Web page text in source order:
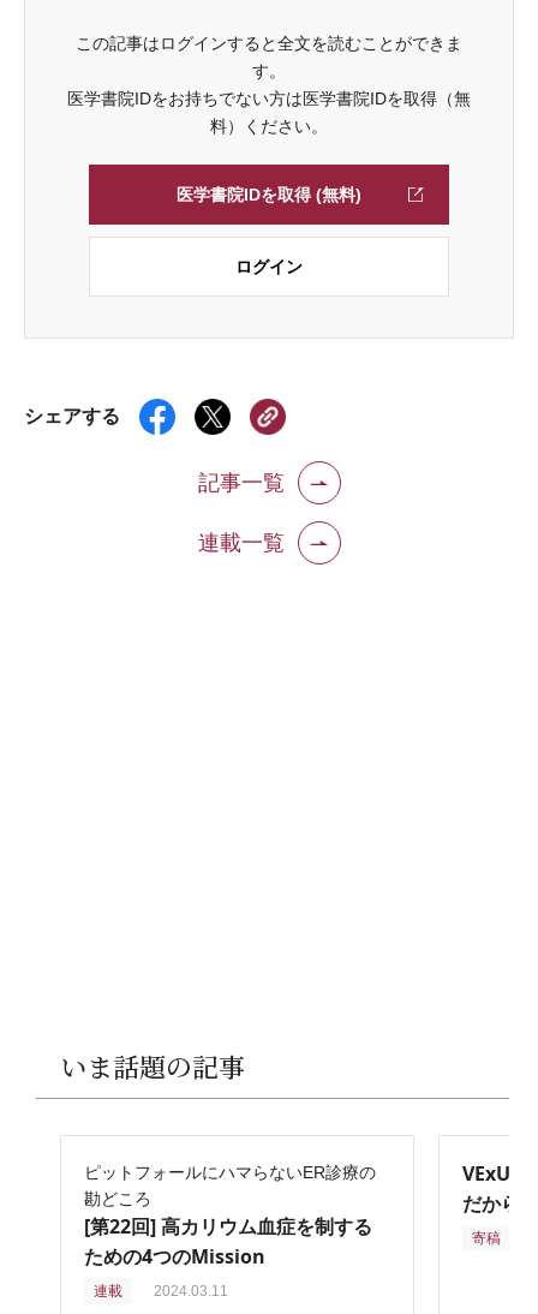
この記事はログインすると全文を読むことができま
す。
医学書院IDをお持ちでない方は医学書院IDを取得（無
料）ください。
医学書院IDを取得 (無料)
ログイン
シェアする
記事一覧
連載一覧
いま話題の記事
ピットフォールにハマらないER診療の
勘どころ
[第22回] 高カリウム血症を制する
ための4つのMission
連載 2024.03.11
VExUS
だから
寄稿